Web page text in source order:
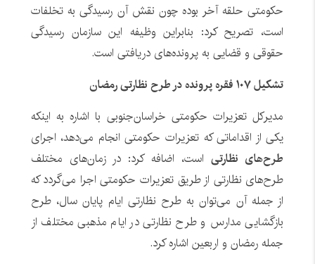
حکومتی حلقه آخر بوده چون نقش آن رسیدگی به تخلفات
است، تصریح کرد: بنابراین وظیفه این سازمان رسیدگی
حقوقی و قضایی به پرونده‌های دریافتی است.
تشکیل ۱۰۷ فقره پرونده در طرح نظارتی رمضان
مدیرکل تعزیرات حکومتی خراسان‌جنوبی با اشاره به اینکه
یکی از اقداماتی که تعزیرات حکومتی انجام می‌دهد، اجرای
طرح‌های نظارتی است، اضافه کرد: در زمان‌های مختلف
طرح‌های نظارتی از طریق تعزیرات حکومتی اجرا می‌گردد که
از جمله آن می‌توان به طرح‌ نظارتی ایام پایان سال، طرح
بازگشایی مدارس و طرح نظارتی در ایام مذهبی مختلف از
جمله رمضان و اربعین اشاره کرد.